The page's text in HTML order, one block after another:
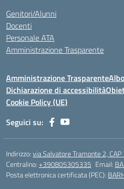
Genitori/Alunni
Docenti
Personale ATA
Amministrazione Trasparente
Amministrazione Trasparente
Dichiarazione di accessibilità
Cookie Policy (UE)
Seguici su:
Indirizzo:via Salvatore Tramonte 2,
Centralino:+390805305335 Email:
Posta elettronica certificata (PEC):